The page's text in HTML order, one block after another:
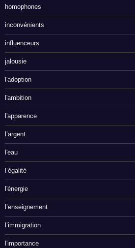
homophones
inconvénients
influenceurs
jalousie
l'adoption
l'ambition
l'apparence
l’argent
l'eau
l’égalité
l'énergie
l’enseignement
l’immigration
l'importance